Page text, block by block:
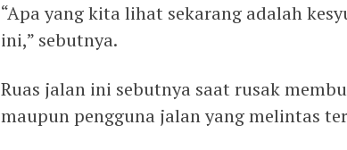
“Apa yang kita lihat sekarang adalah
ini,” sebutnya.
Ruas jalan ini sebutnya saat rusak
maupun pengguna jalan yang melintas